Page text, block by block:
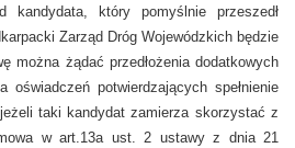
który pomyślnie przeszedł
Zarząd Dróg Wojewódzkich będzie
można żądać przedłożenia dodatkowych
oświadczeń potwierdzających spełnienie
taki kandydat zamierza skorzystać z
w art.13a ust. 2 ustawy z dnia 21